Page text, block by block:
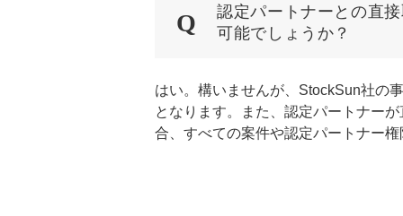
認定パートナーとの直
可能でしょうか？
はい。構いませんが、StockSun社の
となります。また、認定パートナー
合、すべての案件や認定パートナー権